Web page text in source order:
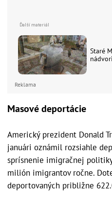
Staré
Reklama
Masové deportácie
Americký prezident Donald
januári oznámil rozsiahle
sprísnenie imigračnej
milión imigrantov ročne.
deportovaných približne